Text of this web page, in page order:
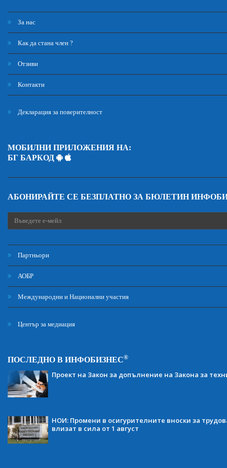
За нас
Как да стана член ?
Отзиви
Контакти
Декларация за поверителност
МОБИЛНИ ПРИЛОЖЕНИЯ НА:
БГ БАРКОД
АБОНИРАЙТЕ СЕ БЕЗПЛАТНО ЗА БЮЛЕТИН
Партньори
АОБР
Международни и Национални участия
Център за медиация
ПОСЛЕДНО В ИНФОБИЗНЕС®
Проект на Закон за допълнение на Закона за
НОИ: Промени в осигурителните вноски за
влизат в сила от 1 август